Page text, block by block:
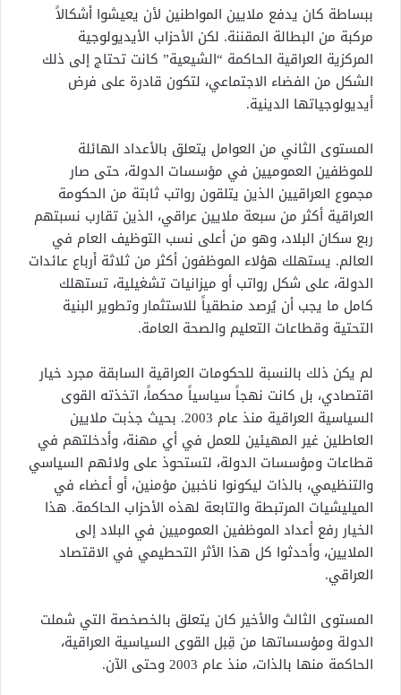
ببساطة كان يدفع ملايين المواطنين لأن يعيشوا أشكالاً
مركبة من البطالة المقننة. لكن الأحزاب الأيديولوجية
المركزية العراقية الحاكمة “الشيعية” كانت تحتاج إلى ذلك
الشكل من الفضاء الاجتماعي، لتكون قادرة على فرض
أيديولوجياتها الدينية.
المستوى الثاني من العوامل يتعلق بالأعداد الهائلة
للموظفين العموميين في مؤسسات الدولة، حتى صار
مجموع العراقيين الذين يتلقون رواتب ثابتة من الحكومة
العراقية أكثر من سبعة ملايين عراقي، الذين تقارب نسبتهم
ربع سكان البلاد، وهو من أعلى نسب التوظيف العام في
العالم. يستهلك هؤلاء الموظفون أكثر من ثلاثة أرباع عائدات
الدولة، على شكل رواتب أو ميزانيات تشغيلية، تستهلك
كامل ما يجب أن يُرصد منطقياً للاستثمار وتطوير البنية
التحتية وقطاعات التعليم والصحة العامة.
لم يكن ذلك بالنسبة للحكومات العراقية السابقة مجرد خيار
اقتصادي، بل كانت نهجاً سياسياً محكماً، اتخذته القوى
السياسية العراقية منذ عام 2003. بحيث جذبت ملايين
العاطلين غير المهيئين للعمل في أي مهنة، وأدخلتهم في
قطاعات ومؤسسات الدولة، لتستحوذ على ولائهم السياسي
والتنظيمي، بالذات ليكونوا ناخبين مؤمنين، أو أعضاء في
الميليشيات المرتبطة والتابعة لهذه الأحزاب الحاكمة. هذا
الخيار رفع أعداد الموظفين العموميين في البلاد إلى
الملايين، وأحدثوا كل هذا الأثر التحطيمي في الاقتصاد
العراقي.
المستوى الثالث والأخير كان يتعلق بالخصخصة التي شملت
الدولة ومؤسساتها من قِبل القوى السياسية العراقية،
الحاكمة منها بالذات، منذ عام 2003 وحتى الآن.